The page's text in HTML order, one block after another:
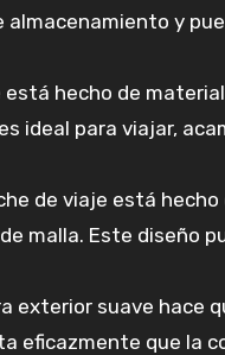
almacenamiento y
está hecho de
ideal para viajar,
de viaje está
malla. Este diseño
exterior suave hace
eficazmente que la